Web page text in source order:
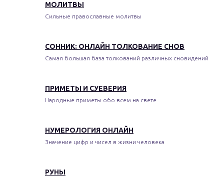
МОЛИТВЫ
Сильные православные молитвы
СОННИК: ОНЛАЙН ТОЛКОВАНИЕ СНОВ
Самая большая база толкований различных сновидений
ПРИМЕТЫ И СУЕВЕРИЯ
Народные приметы обо всем на свете
НУМЕРОЛОГИЯ ОНЛАЙН
Значение цифр и чисел в жизни человека
РУНЫ